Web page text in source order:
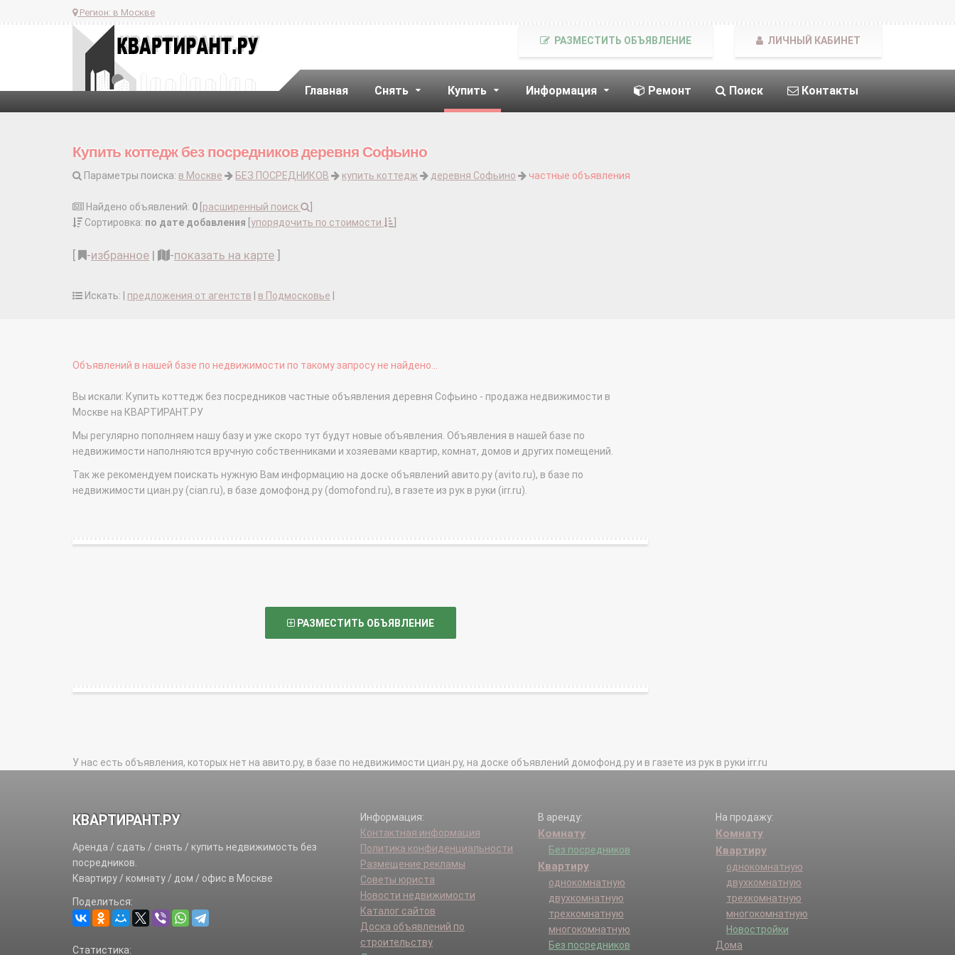
Регион: в Москве
Главная Снять Купить Информация Ремонт Поиск Контакты
РАЗМЕСТИТЬ ОБЪЯВЛЕНИЕ ЛИЧНЫЙ КАБИНЕТ
Купить коттедж без посредников деревня Софьино
Параметры поиска: в Москве БЕЗ ПОСРЕДНИКОВ купить коттедж деревня Софьино частные объявления
Найдено объявлений: 0 расширенный поиск
Сортировка: по дате добавления упорядочить по стоимости
-избранное | -показать на карте
Искать: | предложения от агентств в Подмосковье
Объявлений в нашей базе по недвижимости по такому запросу не найдено...
Вы искали: Купить коттедж без посредников частные объявления деревня Софьино - продажа недвижимости в
Москве на КВАРТИРАНТ.РУ
Мы регулярно пополняем нашу базу и уже скоро тут будут новые объявления. Объявления в нашей базе по
недвижимости наполняются вручную собственниками и хозяевами квартир, комнат, домов и других помещений.
Так же рекомендуем поискать нужную Вам информацию на доске объявлений авито.ру (avito.ru), в базе по
недвижимости циан.ру (cian.ru), в базе домофонд.ру (domofond.ru), в газете из рук в руки (irr.ru).
РАЗМЕСТИТЬ ОБЪЯВЛЕНИЕ
У нас есть объявления, которых нет на авито.ру, в базе по недвижимости циан.ру, на доске объявлений домофонд.ру и в газете из рук в руки irr.ru
КВАРТИРАНТ.РУ
Аренда / сдать / снять / купить недвижимость без
посредников.
Квартиру / комнату / дом / офис в Москве
Поделиться:
Статистика:
Информация:
Контактная информация
Политика конфиденциальности
Размещение рекламы
Советы юриста
Новости недвижимости
Каталог сайтов
Доска объявлений по
строительству
В аренду:
Комнату
Без посредников
Квартиру
однокомнатную
двухкомнатную
трехкомнатную
многокомнатную
Без посредников
На продажу:
Комнату
Квартиру
однокомнатную
двухкомнатную
трехкомнатную
многокомнатную
Новостройки
Дома